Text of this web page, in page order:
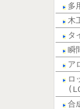
多
木
タ
瞬
ア
ロ
合